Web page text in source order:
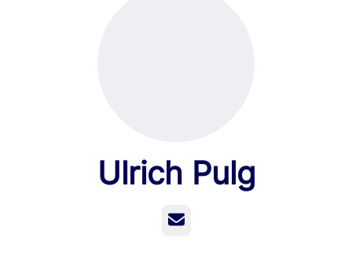
Ulrich Pulg
E-post